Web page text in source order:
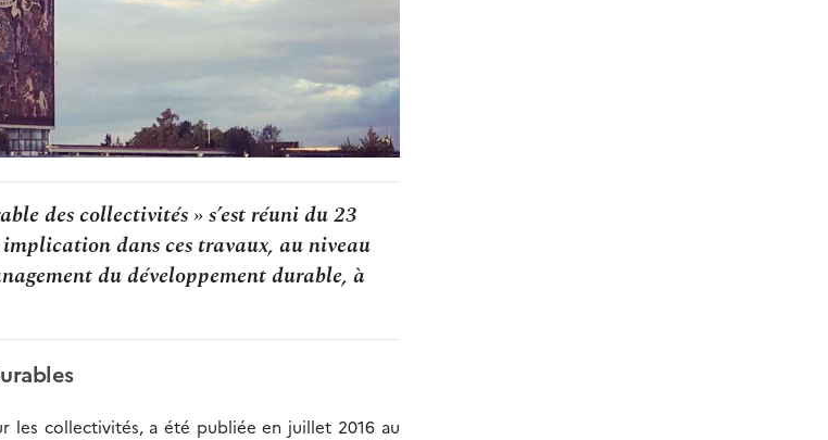
des collectivités » s’est réuni du 23
dans ces travaux, au niveau
du développement durable, à
les collectivités, a été publiée en juillet 2016 au